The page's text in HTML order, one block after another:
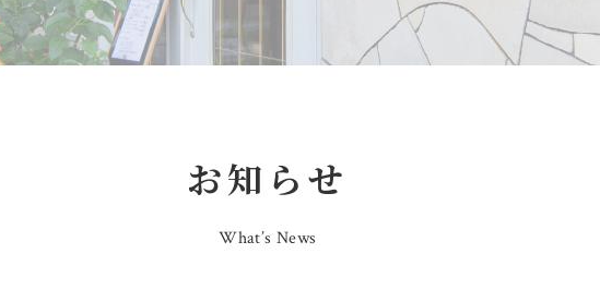
お知らせ
What’s News